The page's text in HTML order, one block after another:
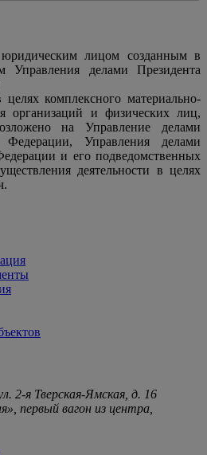
лицом созданным в
Управления делами Президента
комплексного материально-
организаций и физических лиц,
на Управление делами
Федерации, Управления делами
и его подведомственных
деятельности в целях
2-я Тверская-Ямская, д. 16
первый вагон из центра,